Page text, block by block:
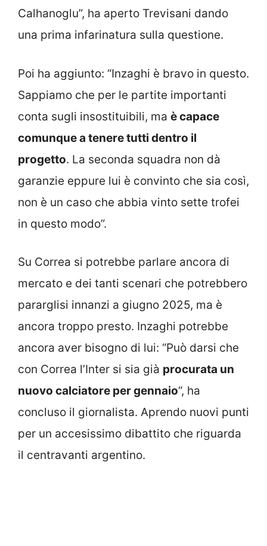
Calhanoglu”, ha aperto Trevisani dando
una prima infarinatura sulla questione.
Poi ha aggiunto: “Inzaghi è bravo in questo.
Sappiamo che per le partite importanti
conta sugli insostituibili, ma è capace
comunque a tenere tutti dentro il
progetto. La seconda squadra non dà
garanzie eppure lui è convinto che sia così,
non è un caso che abbia vinto sette trofei
in questo modo”.
Su Correa si potrebbe parlare ancora di
mercato e dei tanti scenari che potrebbero
pararglisi innanzi a giugno 2025, ma è
ancora troppo presto. Inzaghi potrebbe
ancora aver bisogno di lui: “Può darsi che
con Correa l’Inter si sia già procurata un
nuovo calciatore per gennaio“, ha
concluso il giornalista. Aprendo nuovi punti
per un accesissimo dibattito che riguarda
il centravanti argentino.